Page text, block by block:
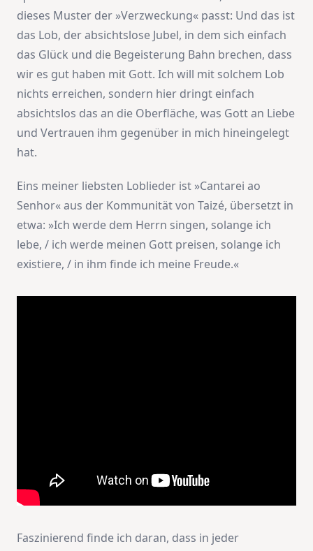
dieses Muster der »Verzweckung« passt: Und das ist
das Lob, der absichtslose Jubel, in dem sich einfach
das Glück und die Begeisterung Bahn brechen, dass
wir es gut haben mit Gott. Ich will mit solchem Lob
nichts erreichen, sondern hier dringt einfach
absichtslos das an die Oberfläche, was Gott an Liebe
und Vertrauen ihm gegenüber in mich hineingelegt
hat.
Eins meiner liebsten Loblieder ist »Cantarei ao
Senhor« aus der Kommunität von Taizé, übersetzt in
etwa: »Ich werde dem Herrn singen, solange ich
lebe, / ich werde meinen Gott preisen, solange ich
existiere, / in ihm finde ich meine Freude.«
Faszinierend finde ich daran, dass in jeder